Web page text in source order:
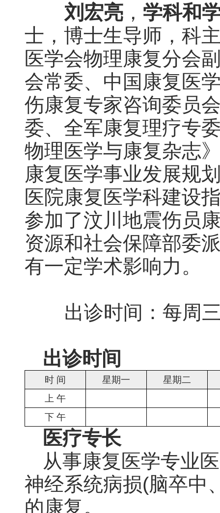
刘宏亮 ， 学科和
士，博士生导师，科
医学会物理康复分会
会常委、中国康复医
伤康复专家咨询委员
委、全军康复理疗专
物理医学与康复杂志
康复医学事业发展规
医院康复医学科建设
参加了汶川地震伤员
资源和社会保障部委
有一定学术影响力。
出诊时间：每周
出诊时间
时 间 星期一
星期二
上 午
下 午
医疗专长
从事康复医学专业
神经系统病损(脑卒中
的康复。